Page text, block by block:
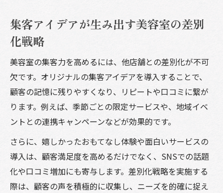
集客アイデアが生み出す美容室の差別
化戦略
美容室の集客力を高めるには、他店舗との差別化が不可
欠です。オリジナルの集客アイデアを導入することで、
顧客の記憶に残りやすくなり、リピートや口コミに繋が
ります。例えば、季節ごとの限定サービスや、地域イベ
ントとの連携キャンペーンなどが効果的です。
さらに、嬉しかったおもてなし体験や面白いサービスの
導入は、顧客満足度を高めるだけでなく、SNSでの話題
化や口コミ増加にも寄与します。差別化戦略を実施する
際は、顧客の声を積極的に収集し、ニーズを的確に捉え